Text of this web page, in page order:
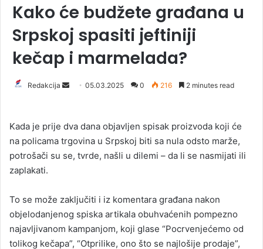
Kako će budžete građana u
Srpskoj spasiti jeftiniji
kečap i marmelada?
Redakcija
d
a
n
a
i
l
05.03.2025 0 216 2 minutes read
Kada je prije dva dana objavljen spisak proizvoda koji će
na policama trgovina u Srpskoj biti sa nula odsto marže,
potrošači su se, tvrde, našli u dilemi – da li se nasmijati ili
zaplakati.
To se može zaključiti i iz komentara građana nakon
objelodanjenog spiska artikala obuhvaćenih pompezno
najavljivanom kampanjom, koji glase “Pocrvenjećemo od
tolikog kečapa”, “Otprilike, ono što se najlošije prodaje”,